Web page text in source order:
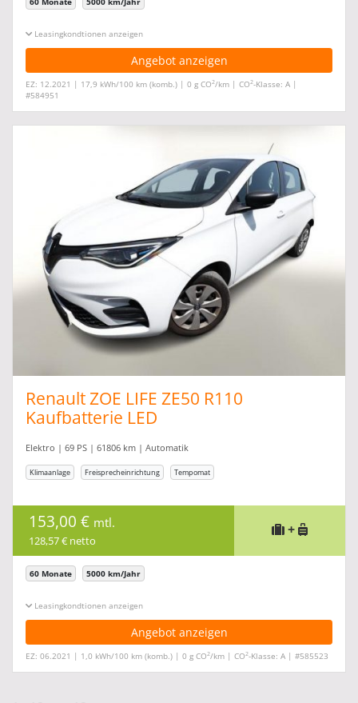
Leasingkonditionen ein-/ausblenden
Angebot anzeigen
EZ: 12.2021 | 17,9 kWh/100 km (komb.) | 0 g CO2/km | CO2-Klasse: A |
#584951
Renault ZOE LIFE ZE50 R110
Kaufbatterie LED
Elektro | 69 PS | 61806 km | Automatik
Klimaanlage Freisprecheinrichtung Tempomat
153,00 € mtl.
128,57 € netto
+
60 Monate 5000 km/Jahr
Leasingkonditionen ein-/ausblenden
Angebot anzeigen
EZ: 06.2021 | 1,0 kWh/100 km (komb.) | 0 g CO2/km | CO2-Klasse: A | #585523